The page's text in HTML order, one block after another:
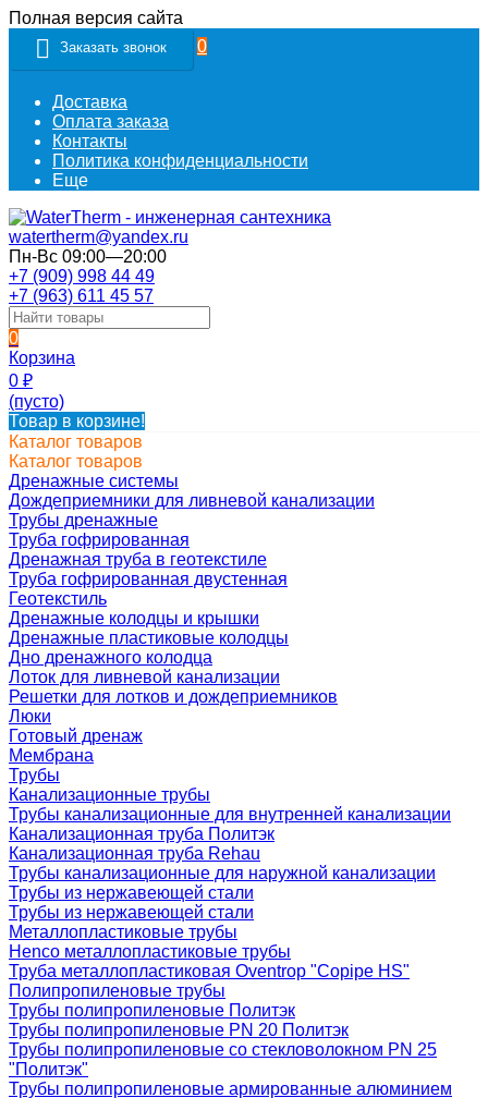
Полная версия сайта
Заказать звонок 0
Доставка
Оплата заказа
Контакты
Политика конфиденциальности
Еще
watertherm@yandex.ru
Пн-Вс 09:00—20:00
+7 (909) 998 44 49
+7 (963) 611 45 57
0
Корзина
0 ₽
(пусто)
Товар в корзине!
Каталог товаров
Каталог товаров
Дренажные системы
Дождеприемники для ливневой канализации
Трубы дренажные
Труба гофрированная
Дренажная труба в геотекстиле
Труба гофрированная двустенная
Геотекстиль
Дренажные колодцы и крышки
Дренажные пластиковые колодцы
Дно дренажного колодца
Лоток для ливневой канализации
Решетки для лотков и дождеприемников
Люки
Готовый дренаж
Мембрана
Трубы
Канализационные трубы
Трубы канализационные для внутренней канализации
Канализационная труба Политэк
Канализационная труба Rehau
Трубы канализационные для наружной канализации
Трубы из нержавеющей стали
Трубы из нержавеющей стали
Металлопластиковые трубы
Henco металлопластиковые трубы
Труба металлопластиковая Oventrop "Copipe HS"
Полипропиленовые трубы
Трубы полипропиленовые Политэк
Трубы полипропиленовые PN 20 Политэк
Трубы полипропиленовые со стекловолокном PN 25
"Политэк"
Трубы полипропиленовые армированные алюминием